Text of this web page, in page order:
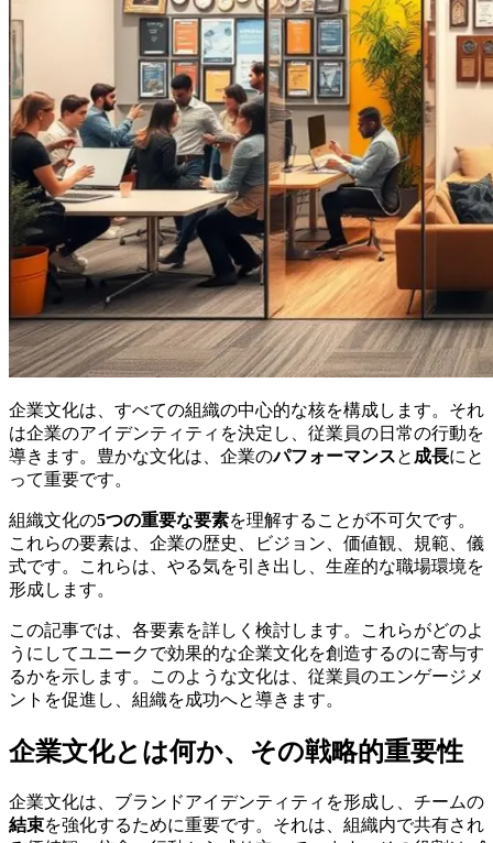
企業文化は、すべての組織の中心的な核を構成します。それ
は企業のアイデンティティを決定し、従業員の日常の行動を
導きます。豊かな文化は、企業のパフォーマンスと 成長にと
って重要です。
組織文化の5つの重要な要素を理解することが不可欠です。
これらの要素は、企業の歴史、ビジョン、価値観、規範、儀
式です。これらは、やる気を引き出し、生産的な職場環境を
形成します。
この記事では、各要素を詳しく検討します。これらがどのよ
うにしてユニークで効果的な企業文化を創造するのに寄与す
るかを示します。このような文化は、従業員のエンゲージメ
ントを促進し、組織を成功へと導きます。
企業文化とは何か、その戦略的重要性
企業文化は、ブランドアイデンティティを形成し、チームの
結束を強化するために重要です。それは、組織内で共有され